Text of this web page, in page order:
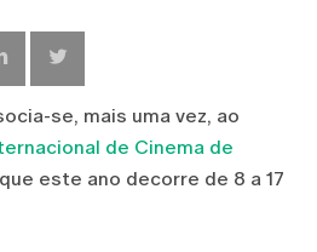
se, mais uma vez, ao
de Cinema de
este ano decorre de 8 a 17